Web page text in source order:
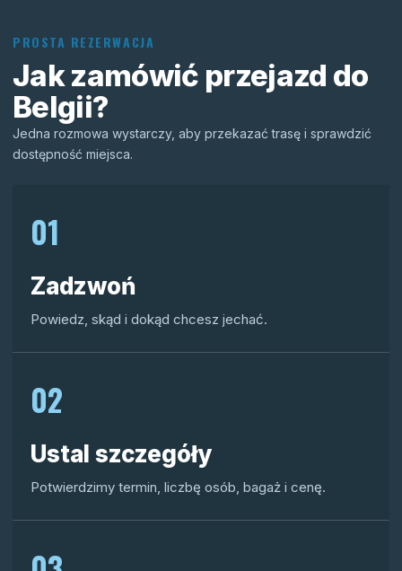
PROSTA REZERWACJA
Jak zamówić przejazd do
Belgii?
Jedna rozmowa wystarczy, aby przekazać trasę i sprawdzić
dostępność miejsca.
01
Zadzwoń
Powiedz, skąd i dokąd chcesz jechać.
02
Ustal szczegóły
Potwierdzimy termin, liczbę osób, bagaż i cenę.